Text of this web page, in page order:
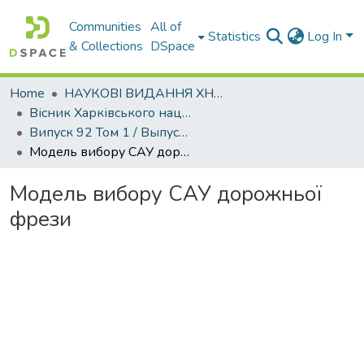
Communities
& Collections
All of
DSpace
Statistics Log In
Home
НАУКОВІ ВИДАННЯ ХНАДУ
Вісник Харківського національного автомобільно-дорожнього університету / Вестник Харьковского национального автомобильно-дорожного университета
Випуск 92 Том 1 / Выпуск 92 Том 1
Модель вибору САУ дорожньої фрези
Модель вибору САУ дорожньої
фрези